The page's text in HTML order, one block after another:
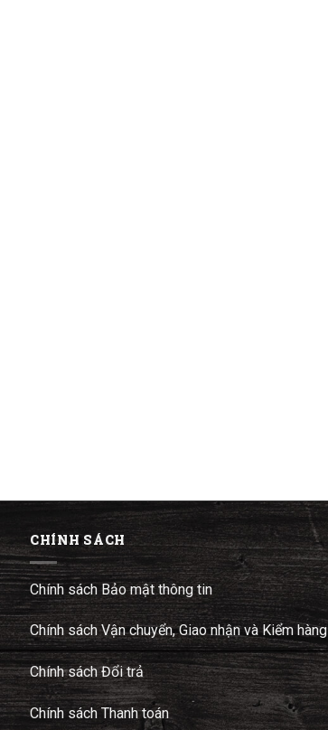
CHÍNH SÁCH
Chính sách Bảo mật thông tin
Chính sách Vận chuyển, Giao nhận và Kiểm hàng
Chính sách Đổi trả
Chính sách Thanh toán